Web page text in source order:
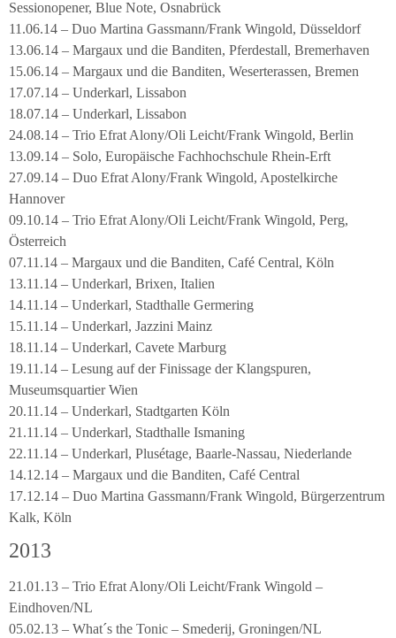
Sessionopener, Blue Note, Osnabrück
11.06.14 – Duo Martina Gassmann/Frank Wingold, Düsseldorf
13.06.14 – Margaux und die Banditen, Pferdestall, Bremerhaven
15.06.14 – Margaux und die Banditen, Weserterassen, Bremen
17.07.14 – Underkarl, Lissabon
18.07.14 – Underkarl, Lissabon
24.08.14 – Trio Efrat Alony/Oli Leicht/Frank Wingold, Berlin
13.09.14 – Solo, Europäische Fachhochschule Rhein-Erft
27.09.14 – Duo Efrat Alony/Frank Wingold, Apostelkirche
Hannover
09.10.14 – Trio Efrat Alony/Oli Leicht/Frank Wingold, Perg,
Österreich
07.11.14 – Margaux und die Banditen, Café Central, Köln
13.11.14 – Underkarl, Brixen, Italien
14.11.14 – Underkarl, Stadthalle Germering
15.11.14 – Underkarl, Jazzini Mainz
18.11.14 – Underkarl, Cavete Marburg
19.11.14 – Lesung auf der Finissage der Klangspuren,
Museumsquartier Wien
20.11.14 – Underkarl, Stadtgarten Köln
21.11.14 – Underkarl, Stadthalle Ismaning
22.11.14 – Underkarl, Plusétage, Baarle-Nassau, Niederlande
14.12.14 – Margaux und die Banditen, Café Central
17.12.14 – Duo Martina Gassmann/Frank Wingold, Bürgerzentrum
Kalk, Köln
2013
21.01.13 – Trio Efrat Alony/Oli Leicht/Frank Wingold –
Eindhoven/NL
05.02.13 – What´s the Tonic – Smederij, Groningen/NL